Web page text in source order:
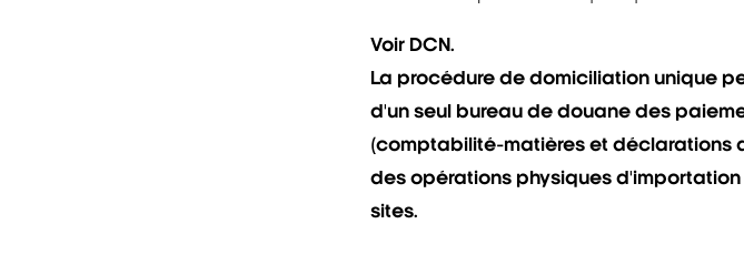
Voir DCN.
La procédure de domiciliation unique
d'un seul bureau de douane des
(comptabilité-matières et déclarations
des opérations physiques
sites.